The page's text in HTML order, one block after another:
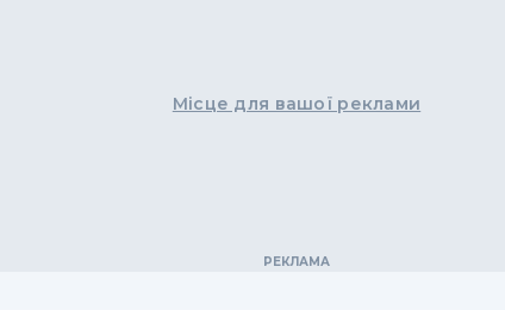
Місце для вашої реклами